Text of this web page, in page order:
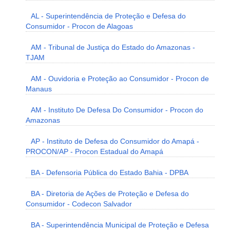
AL - Superintendência de Proteção e Defesa do
Consumidor - Procon de Alagoas
AM - Tribunal de Justiça do Estado do Amazonas -
TJAM
AM - Ouvidoria e Proteção ao Consumidor - Procon de
Manaus
AM - Instituto De Defesa Do Consumidor - Procon do
Amazonas
AP - Instituto de Defesa do Consumidor do Amapá -
PROCON/AP - Procon Estadual do Amapá
BA - Defensoria Pública do Estado Bahia - DPBA
BA - Diretoria de Ações de Proteção e Defesa do
Consumidor - Codecon Salvador
BA - Superintendência Municipal de Proteção e Defesa